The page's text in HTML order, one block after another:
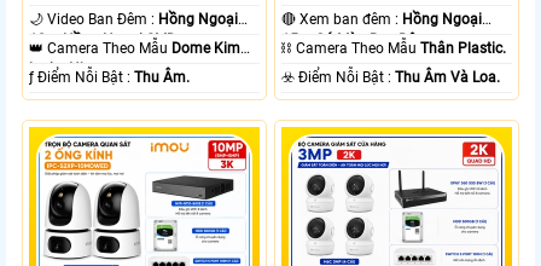
🌙 Video Ban Đêm : Hồng Ngoại
10m Hồng Ngoại SMD.
👑 Camera Theo Mẫu Dome Kim
loại + Nhựa.
️ƒ Điểm Nỗi Bật :Thu Âm.
🔴 Xem ban đêm : Hồng Ngoại
15m Có Màu Ban Ðêm.
⛓ Camera Theo MẫuThân Plastic.
️☣️ Điểm Nỗi Bật :Thu Âm Và Loa.